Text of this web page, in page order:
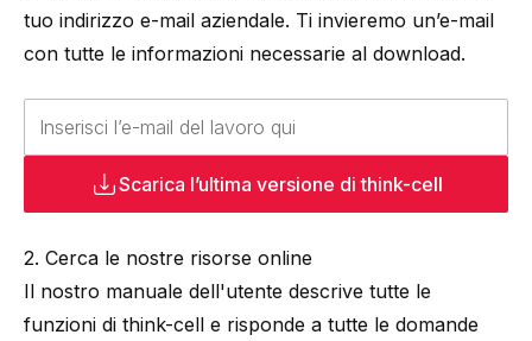
tuo indirizzo e-mail aziendale. Ti invieremo un’e-mail
con tutte le informazioni necessarie al download.
Scarica l’ultima versione dithink-cell
2. Cerca le nostre risorse online
Il nostro manuale dell'utente descrive tutte le
funzioni di think-cell e risponde a tutte le domande